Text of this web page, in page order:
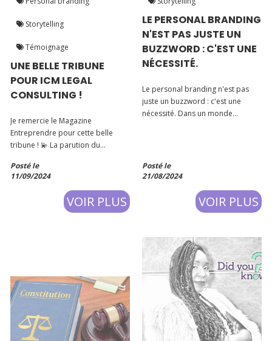
UNE BELLE TRIBUNE
POUR ICM LEGAL
CONSULTING !
Je remercie le Magazine
Entreprendre pour cette belle
tribune ! 💫 La parution du
dossier spécial « Femmes
Dirigeantes » où j’apparais à la
page 222, sort cette semaine ! 🚀
Ce dossier spécial consacré aux
Posté le
11/09/2024
VOIR PLUS
Storytelling
Témoignage
LE PERSONAL BRANDING
N'EST PAS JUSTE UN
BUZZWORD : C'EST UNE
NÉCESSITÉ.
Le personal branding n'est pas
juste un buzzword : c'est une
nécessité. Dans un monde
saturé, il est crucial de se
démarquer. Voici les 5 raisons.
Posté le
21/08/2024
VOIR PLUS